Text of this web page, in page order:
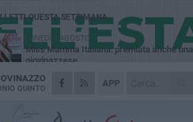
APP
QUINTO
LETTI QUESTA SETTIMANA
LUNEDÌ 3 AGOSTO
Miss Mamma Italiana: premiata anche una
giovinazzese
MARTEDÌ 4 AGOSTO
Liquidi oleosi sul litorale di Giovinazzo,
MERCOLEDÌ 5 AGOSTO